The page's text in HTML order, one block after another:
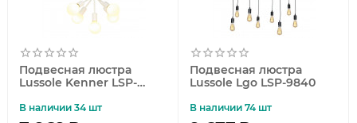
Подвесная люстра
Lussole Kenner LSP-
В наличии 34 шт
Подвесная люстра
Lussole Lgo LSP-9840
В наличии 74 шт